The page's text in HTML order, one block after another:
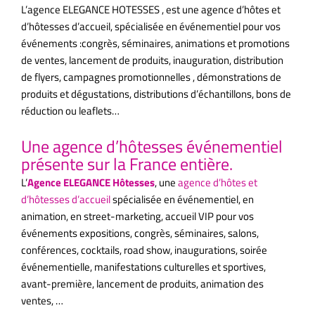
L’agence ELEGANCE HOTESSES , est une agence d’hôtes et
d’hôtesses d’accueil, spécialisée en événementiel pour vos
événements :congrès, séminaires, animations et promotions
de ventes, lancement de produits, inauguration, distribution
de flyers, campagnes promotionnelles , démonstrations de
produits et dégustations, distributions d’échantillons, bons de
réduction ou leaflets…
Une agence d’hôtesses événementiel
présente sur la France entière.
L’Agence ELEGANCE Hôtesses, uneagence d’hôtes et
d’hôtesses d’accueilspécialisée en événementiel, en
animation, en street-marketing, accueil VIP pour vos
événements expositions, congrès, séminaires, salons,
conférences, cocktails, road show, inaugurations, soirée
événementielle, manifestations culturelles et sportives,
avant-première, lancement de produits, animation des
ventes, …